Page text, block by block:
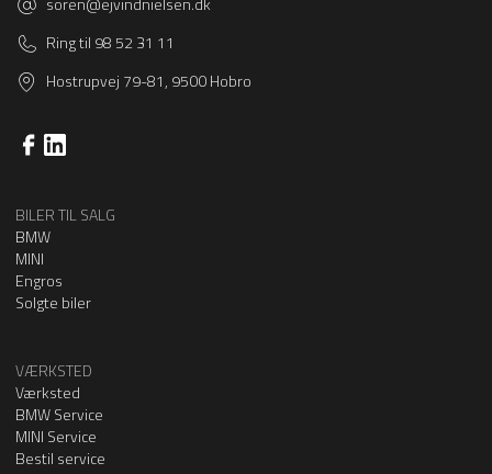
Ring til 98 52 31 11
Hostrupvej 79-81, 9500 Hobro
BILER TIL SALG
BMW
MINI
Engros
Solgte biler
VÆRKSTED
Værksted
BMW Service
MINI Service
Bestil service